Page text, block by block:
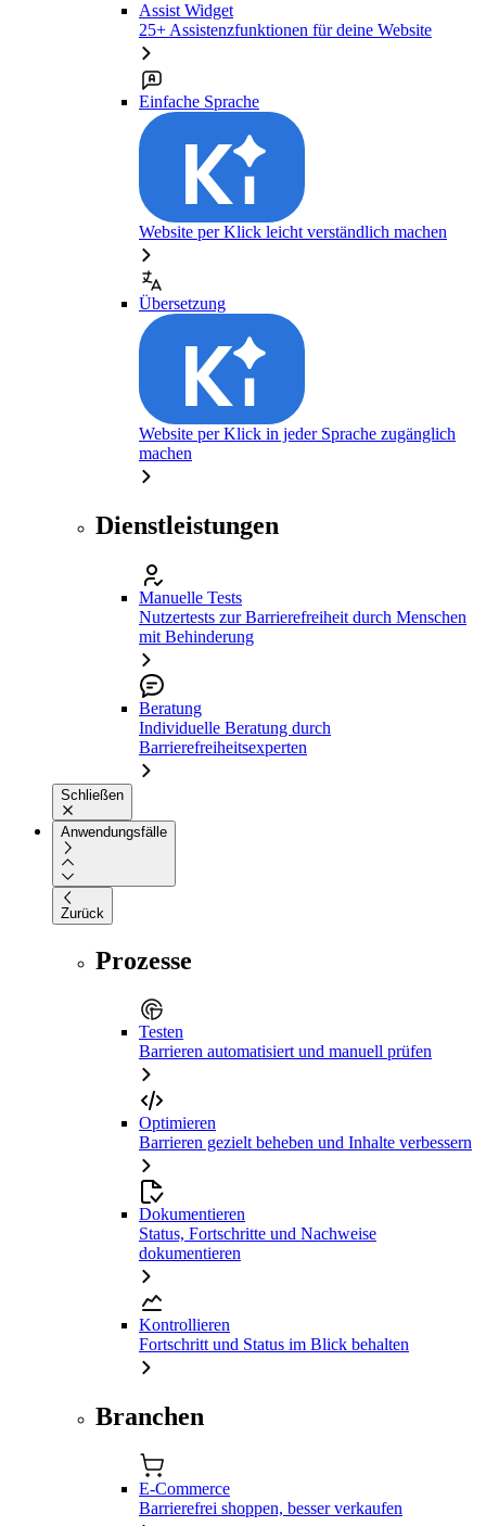
Assist Widget
25+ Assistenzfunktionen für deine Website
Einfache Sprache
Website per Klick leicht verständlich machen
Übersetzung
Website per Klick in jeder Sprache zugänglich
machen
Dienstleistungen
Manuelle Tests
Nutzertests zur Barrierefreiheit durch Menschen
mit Behinderung
Beratung
Individuelle Beratung durch
Barrierefreiheitsexperten
Schließen
Anwendungsfälle
Zurück
Prozesse
Testen
Barrieren automatisiert und manuell prüfen
Optimieren
Barrieren gezielt beheben und Inhalte verbessern
Dokumentieren
Status, Fortschritte und Nachweise
dokumentieren
Kontrollieren
Fortschritt und Status im Blick behalten
Branchen
E-Commerce
Barrierefrei shoppen, besser verkaufen